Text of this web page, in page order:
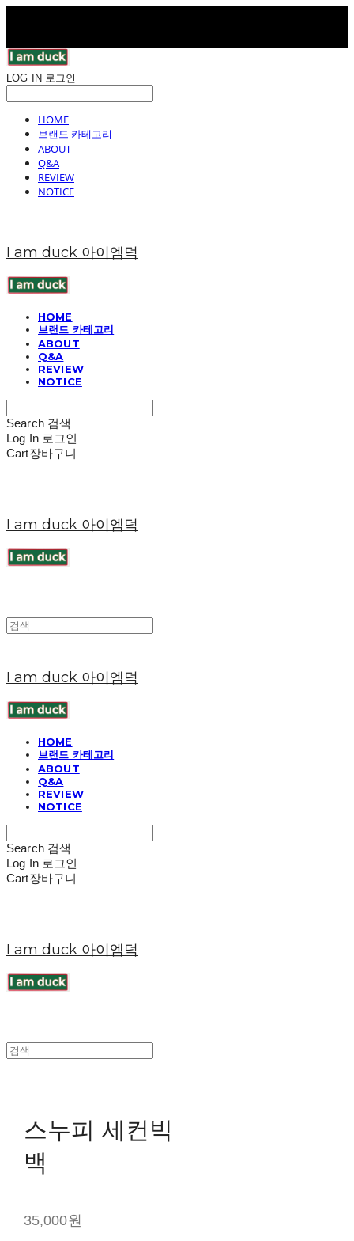
LOG IN 로그인
HOME
브랜드 카테고리
ABOUT
Q&A
REVIEW
NOTICE
I am duck 아이엠덕
HOME
브랜드 카테고리
ABOUT
Q&A
REVIEW
NOTICE
Search 검색
Log In 로그인
Cart장바구니
I am duck 아이엠덕
I am duck 아이엠덕
HOME
브랜드 카테고리
ABOUT
Q&A
REVIEW
NOTICE
Search 검색
Log In 로그인
Cart장바구니
I am duck 아이엠덕
스누피 세컨빅
백
35,000원